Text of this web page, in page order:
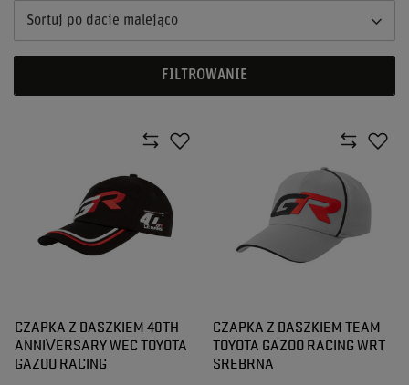
Sortuj po dacie malejąco
FILTROWANIE
CZAPKA Z DASZKIEM 40TH
ANNIVERSARY WEC TOYOTA
GAZOO RACING
CZAPKA Z DASZKIEM TEAM
TOYOTA GAZOO RACING WRT
SREBRNA